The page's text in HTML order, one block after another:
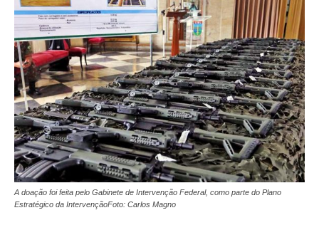
A doação foi feita pelo Gabinete de Intervenção Federal, como parte do Plano
Estratégico da IntervençãoFoto: Carlos Magno